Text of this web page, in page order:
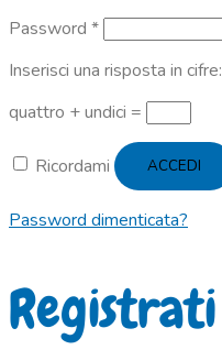
Password *Richiesto
Inserisci una risposta in cifre:
quattro + undici =
Ricordami ACCEDI
Password dimenticata?
Registrati